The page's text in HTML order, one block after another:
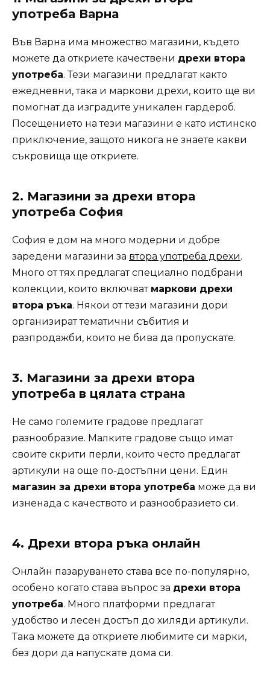
употреба Варна
Във Варна има множество магазини, където
можете да откриете качествени дрехи втора
употреба. Тези магазини предлагат както
ежедневни, така и маркови дрехи, които ще ви
помогнат да изградите уникален гардероб.
Посещението на тези магазини е като истинско
приключение, защото никога не знаете какви
съкровища ще откриете.
2. Магазини за дрехи втора
употреба София
София е дом на много модерни и добре
заредени магазини за втора употреба дрехи.
Много от тях предлагат специално подбрани
колекции, които включват маркови дрехи
втора ръка. Някои от тези магазини дори
организират тематични събития и
разпродажби, които не бива да пропускате.
3. Магазини за дрехи втора
употреба в цялата страна
Не само големите градове предлагат
разнообразие. Малките градове също имат
своите скрити перли, които често предлагат
артикули на още по-достъпни цени. Един
магазин за дрехи втора употреба може да ви
изненада с качеството и разнообразието си.
4. Дрехи втора ръка онлайн
Онлайн пазаруването става все по-популярно,
особено когато става въпрос за дрехи втора
употреба. Много платформи предлагат
удобство и лесен достъп до хиляди артикули.
Така можете да откриете любимите си марки,
без дори да напускате дома си.